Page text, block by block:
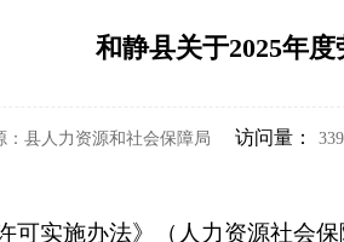
和静县关于2025年
：县人力资源和社会保障局 访问量： 339
可实施办法》（人力资源社会